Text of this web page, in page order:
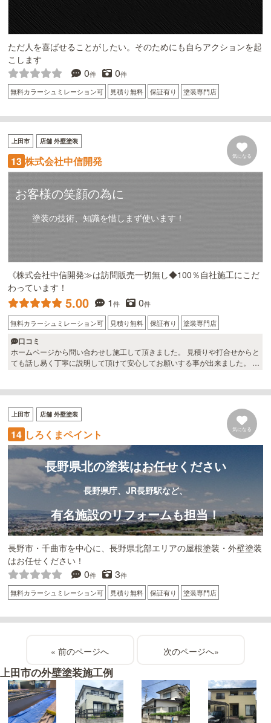
上田市の外壁塗装施工例
ただ人を喜ばせることがしたい。そのためにも自らアクションを起
こします
0件 0件
無料カラーシュミレーション可 見積り無料 保証有り 塗装専門店
上田市 店舗 外壁塗装
13 株式会社中信開発 気になる
お客様の笑顔の為に
塗装の技術、知識を惜しまず使います！
《株式会社中信開発≫は訪問販売一切無し◆100％自社施工にこだ
わっています！
5.00 1件 0件
無料カラーシュミレーション可 見積り無料 保証有り 塗装専門店
口コミ
ホームページから問い合わせし施工して頂きました。 見積りや打合せからと
ても話し易く丁寧に説明して頂けて安心してお願いする事が出来ました。 外
上田市 店舗 外壁塗装
14 しろくまペイント 気になる
長野県北の塗装はお任せください
長野県庁、JR長野駅など、
有名施設のリフォームも担当！
長野市・千曲市を中心に、長野県北部エリアの屋根塗装・外壁塗装
はお任せください！
0件 3件
無料カラーシュミレーション可 見積り無料 保証有り 塗装専門店
« »